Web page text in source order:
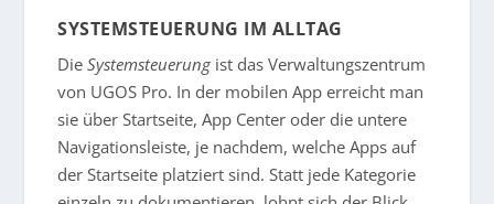
SYSTEMSTEUERUNG IM ALLTAG
DieSystemsteuerung ist das Verwaltungszentrum
von UGOS Pro. In der mobilen App erreicht man
sie über Startseite, App Center oder die untere
Navigationsleiste, je nachdem, welche Apps auf
der Startseite platziert sind. Statt jede Kategorie